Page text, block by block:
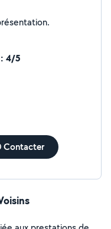
pas encore renseigné ma présentation.
4/5
Contacter